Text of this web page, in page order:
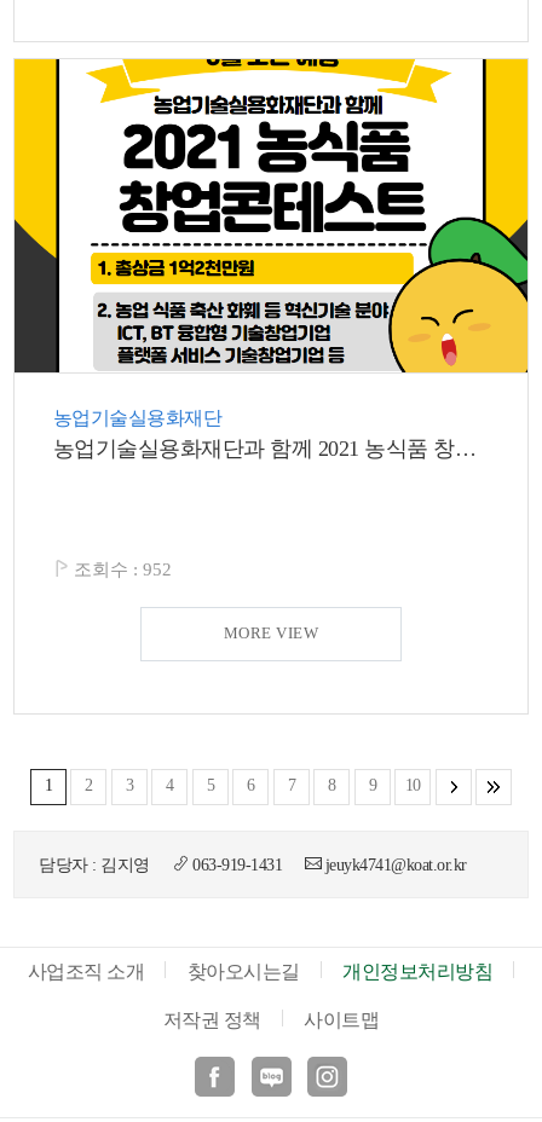
농업기술실용화재단
농업기술실용화재단과 함께 2021 농식품 창업콘테스트
조회수 : 952
MORE VIEW
1 2 3 4 5 6 7 8 9 10
담당자 : 김지영 063-919-1431 jeuyk4741@koat.or.kr
사업조직 소개 찾아오시는길 개인정보처리방침
저작권 정책 사이트맵
인스타